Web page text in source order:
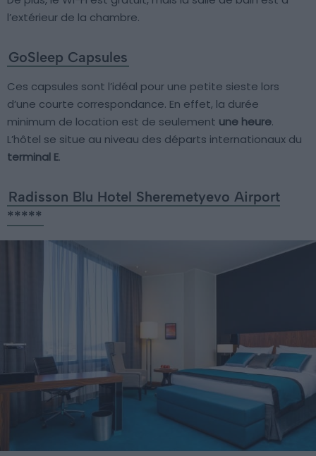
l’extérieur de la chambre.
GoSleep Capsules
Ces capsules sont l’idéal pour une petite sieste lors
d’une courte correspondance. En effet, la durée
minimum de location est de seulement une heure.
L’hôtel se situe au niveau des départs internationaux du
terminal E.
Radisson Blu Hotel Sheremetyevo Airport
*****